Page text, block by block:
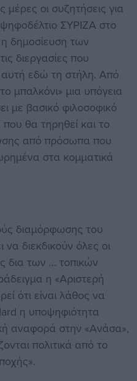
μέρες οι συζητήσεις για
ΣΥΡΙΖΑ στο
δημοσίευση των
διεργασίες που
αυτή εδώ τη στήλη. Από
μπαλκόνι» μια υπόγεια
με βασικό φιλοσοφικό
θα τηρηθεί και το
από πρόσωπα που
στα κομματικά
διαμόρφωσης του
διεκδικούν όλες οι
δια των … τοπικών
η «Αριστερή
ότι είναι λάθος να
η υποψηφιότητα
αναφορά στην «Ανάσα»,
πολιτικά από το